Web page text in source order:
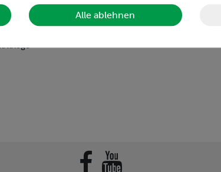
Versandkosten
Alle ablehnen